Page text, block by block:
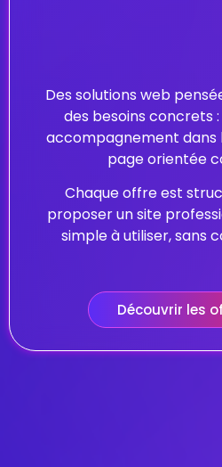
Des solutions web
des besoins concrets
accompagnement dans
page orientée
Chaque offre est
proposer un site
simple à utiliser, sans
Découvrir les